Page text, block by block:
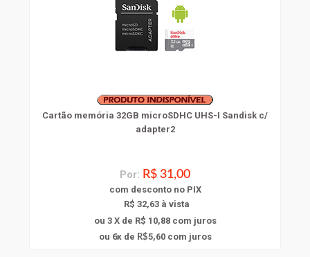
Cartão memória 32GB microSDHC UHS-I Sandisk c/
adapter2
Por: R$ 31,00
com desconto no PIX
R$ 32,63 à vista
ou 3 X de R$ 10,88com juros
ou 6x de R$5,60com juros